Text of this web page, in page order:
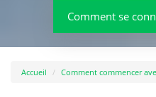
Comment se
Accueil Comment commencer